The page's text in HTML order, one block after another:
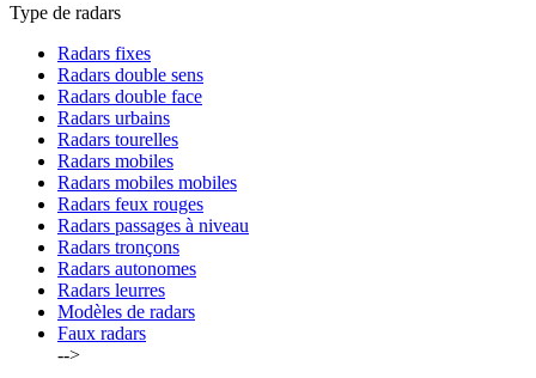
Type de radars
Radars fixes
Radars double sens
Radars double face
Radars urbains
Radars tourelles
Radars mobiles
Radars mobiles mobiles
Radars feux rouges
Radars passages à niveau
Radars tronçons
Radars autonomes
Radars leurres
Modèles de radars
Faux radars
-->